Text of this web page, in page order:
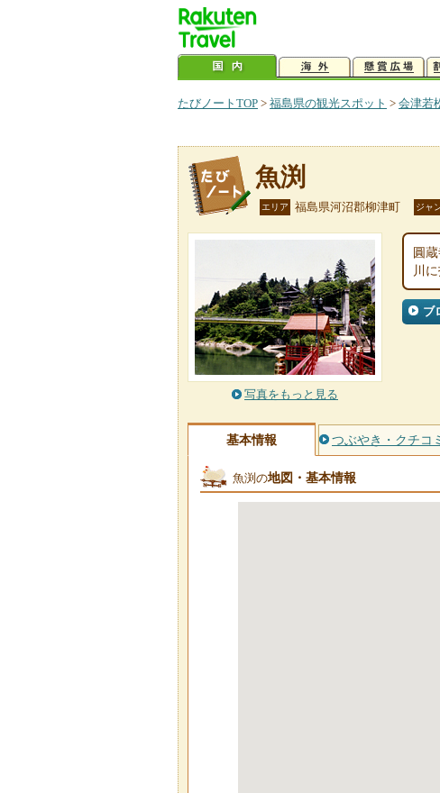
たびノートTOP > 福島県の観光スポット > 会津若
魚渕
エリア 福島県河沼郡柳津町 ジャ
写真をもっと見る
圓
川
ブ
基本情報 つぶやき・クチコ
魚渕の地図・基本情報